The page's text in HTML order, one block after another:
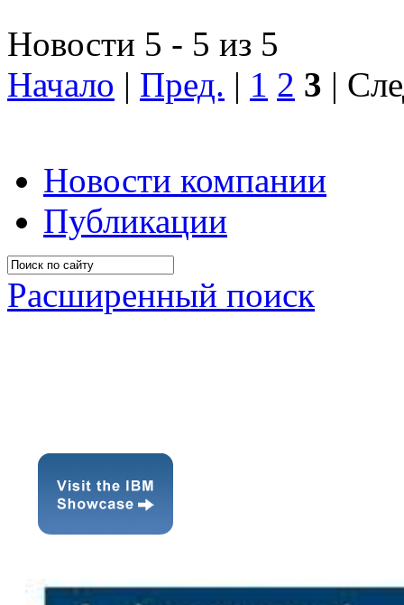
Новости 5 - 5 из 5
Начало | Пред. | 1 2 3 |
Новости компании
Публикации
Расширенный поиск